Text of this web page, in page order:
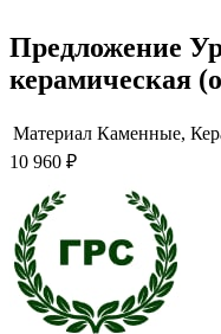
Предложение
керамическая
Материал Каменные,
10 960 ₽